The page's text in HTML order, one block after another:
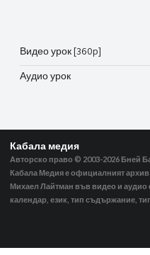
Видео урок [360p]
Аудио урок
Кабала медия
Авторско право © 2003-2026 Бней
Кабала Медия е официалният архив
Михаел Лайтман във видео и аудио
календар, език, тип съдържание,